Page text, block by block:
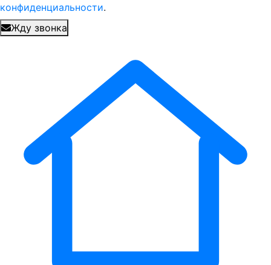
конфиденциальности.
Жду звонка